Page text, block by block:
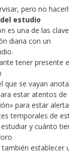
pero no
estudio
es una de las
diaria con un
tener presente
que se vayan
estar atentos
para estar
temporales de
y cuánto
establecer